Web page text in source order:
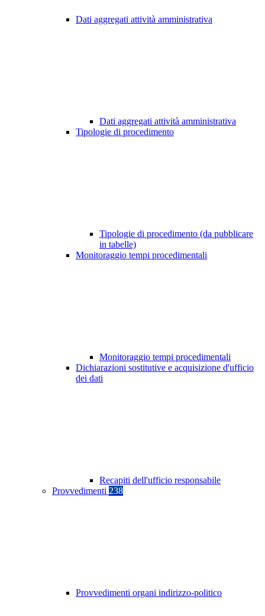
Dati aggregati attività amministrativa
Dati aggregati attività amministrativa
Tipologie di procedimento
Tipologie di procedimento (da pubblicare
in tabelle)
Monitoraggio tempi procedimentali
Monitoraggio tempi procedimentali
Dichiarazioni sostitutive e acquisizione d'ufficio
dei dati
Recapiti dell'ufficio responsabile
Provvedimenti 238
Provvedimenti organi indirizzo-politico